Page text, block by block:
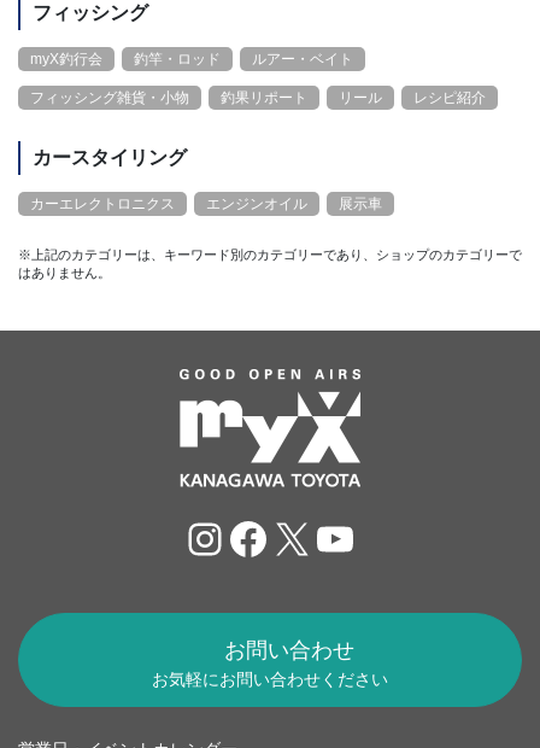
フィッシング
myX釣行会 釣竿・ロッド ルアー・ベイト
フィッシング雑貨・小物 釣果リポート リール レシピ紹介
カースタイリング
カーエレクトロニクス エンジンオイル 展示車
※上記のカテゴリーは、キーワード別のカテゴリーであり、ショップのカテゴリーで
はありません。
Instagram
Facebook
X YouTube
お問い合わせ
お気軽にお問い合わせください